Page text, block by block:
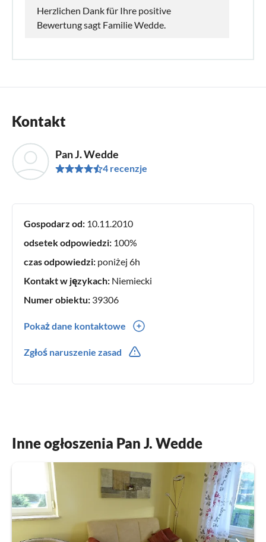
Herzlichen Dank für Ihre positive
Bewertung sagt Familie Wedde.
Kontakt
Pan J. Wedde
4 recenzje
Gospodarz od: 10.11.2010
odsetek odpowiedzi: 100%
czas odpowiedzi: poniżej 6h
Kontakt w językach: Niemiecki
Numer obiektu: 39306
Pokaż dane kontaktowe
Zgłoś naruszenie zasad
Inne ogłoszenia Pan J. Wedde